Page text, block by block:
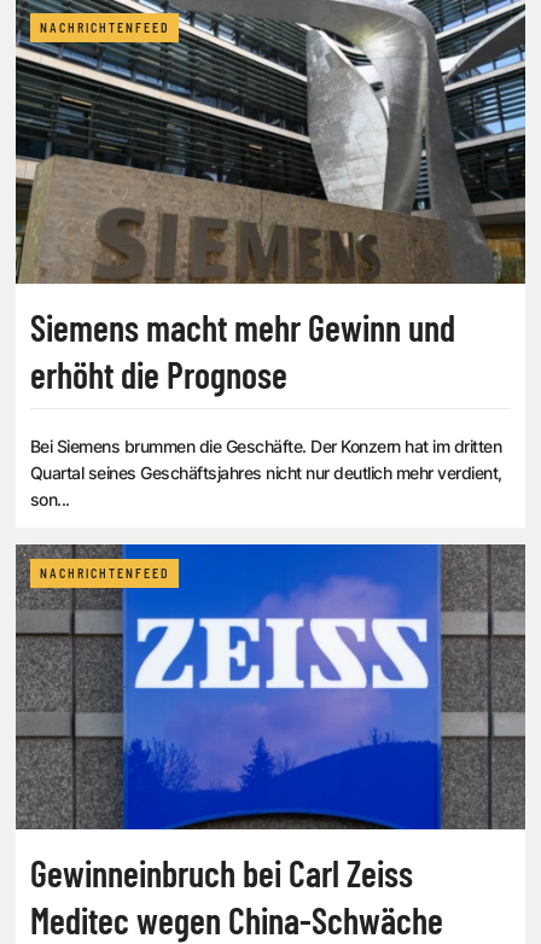
NACHRICHTENFEED
Siemens macht mehr Gewinn und
erhöht die Prognose
Bei Siemens brummen die Geschäfte. Der Konzern hat im dritten
Quartal seines Geschäftsjahres nicht nur deutlich mehr verdient,
son...
NACHRICHTENFEED
Gewinneinbruch bei Carl Zeiss
Meditec wegen China-Schwäche